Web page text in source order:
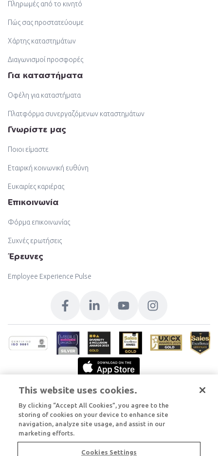
Πληρωμές από το κινητό
Πώς σας προστατεύουμε
Χάρτης καταστημάτων
Διαγωνισμοί προσφορές
Για καταστήματα
Οφέλη για καταστήματα
Πλατφόρμα συνεργαζόμενων καταστημάτων
Γνωρίστε μας
Ποιοι είμαστε
Εταιρική κοινωνική ευθύνη
Ευκαιρίες καριέρας
Επικοινωνία
Φόρμα επικοινωνίας
Συχνές ερωτήσεις
Έρευνες
Employee Experience Pulse
This website uses cookies.
By clicking “Accept All Cookies”, you agree to the
storing of cookies on your device to enhance site
navigation, analyze site usage, and assist in our
marketing efforts.
Cookies Settings